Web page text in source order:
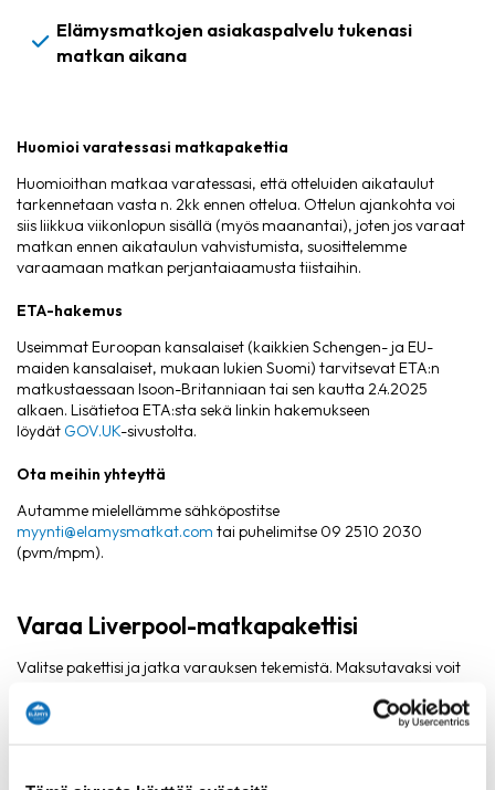
Elämysmatkojen asiakaspalvelu tukenasi
matkan aikana
Huomioi varatessasi matkapakettia
Huomioithan matkaa varatessasi, että otteluiden aikataulut
tarkennetaan vasta n. 2kk ennen ottelua. Ottelun ajankohta voi
siis liikkua viikonlopun sisällä (myös maanantai), joten jos varaat
matkan ennen aikataulun vahvistumista, suosittelemme
varaamaan matkan perjantaiaamusta tiistaihin.
ETA-hakemus
Useimmat Euroopan kansalaiset (kaikkien Schengen- ja EU-
maiden kansalaiset, mukaan lukien Suomi) tarvitsevat ETA:n
matkustaessaan Isoon-Britanniaan tai sen kautta 2.4.2025
alkaen. Lisätietoa ETA:sta sekä linkin hakemukseen
löydät GOV.UK-sivustolta.
Ota meihin yhteyttä
Autamme mielellämme sähköpostitse
myynti@elamysmatkat.com tai puhelimitse 09 2510 2030
(pvm/mpm).
Varaa Liverpool-matkapakettisi
Valitse pakettisi ja jatka varauksen tekemistä. Maksutavaksi voit
Verkkomaksun voit suorittaa mobiilimaksuna, pankkimaksuna tai
Visa, Visa Electron, Mastercard -korttimaksuna. Verkkomaksujen